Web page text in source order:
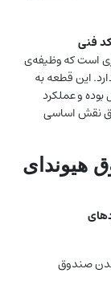
فنی
است که وظیفه‌ی
این قطعه به
و عملکرد
نقش اساسی
هیوندای
شدن صندوق